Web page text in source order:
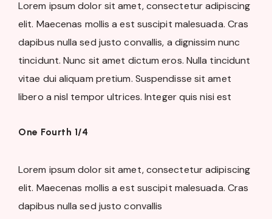
Lorem ipsum dolor sit amet, consectetur adipiscing
elit. Maecenas mollis a est suscipit malesuada. Cras
dapibus nulla sed justo convallis, a dignissim nunc
tincidunt. Nunc sit amet dictum eros. Nulla tincidunt
vitae dui aliquam pretium. Suspendisse sit amet
libero a nisl tempor ultrices. Integer quis nisi est
One Fourth 1/4
Lorem ipsum dolor sit amet, consectetur adipiscing
elit. Maecenas mollis a est suscipit malesuada. Cras
dapibus nulla sed justo convallis